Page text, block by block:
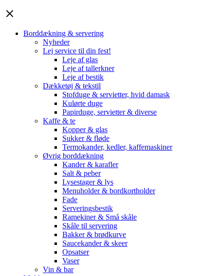
Borddækning & servering
Nyheder
Lej service til din fest!
Leje af glas
Leje af tallerkner
Leje af bestik
Dækketøj & tekstil
Stofduge & servietter, hvid damask
Kulørte duge
Papirduge, servietter & diverse
Kaffe & te
Kopper & glas
Sukker & fløde
Termokander, kedler, kaffemaskiner
Øvrig borddækning
Kander & karafler
Salt & peber
Lysestager & lys
Menuholder & bordkortholder
Fade
Serveringsbestik
Ramekiner & Små skåle
Skåle til servering
Bakker & brødkurve
Saucekander & skeer
Opsatser
Vaser
Vin & bar